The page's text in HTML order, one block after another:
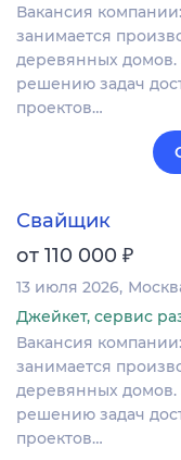
Вакансия
занимается
деревянных домов.
решению задач
проектов…
Свайщик
от 110 000 ₽
13 июля 2026
Джейкет, сервис
Вакансия
занимается
деревянных домов.
решению задач
проектов…